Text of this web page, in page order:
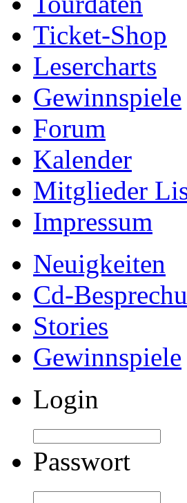
Ticket-Shop
Lesercharts
Gewinnspiele
Forum
Kalender
Mitglieder
Impressum
Neuigkeiten
Cd-
Stories
Gewinnspiele
Login
Passwort